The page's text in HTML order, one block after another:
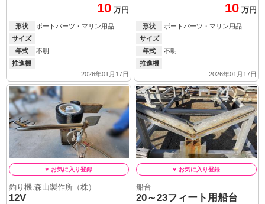
10 万円
形状
ボートパーツ・マリン用品
サイズ
年式
不明
推進機
2026年01月17日
10 万円
形状
ボートパーツ・マリン用品
サイズ
年式
不明
推進機
2026年01月17日
釣り機.森山製作所（株）
12V
船台
20～23フィート用船台